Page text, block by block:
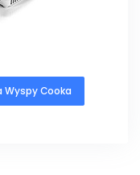
Wyspy Cooka